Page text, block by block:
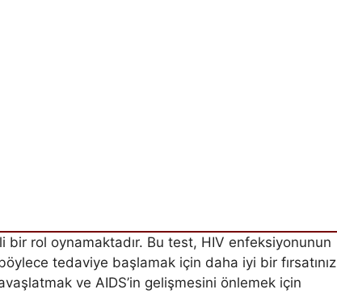
rol oynamaktadır. Bu test, HIV enfeksiyonunun
tedaviye başlamak için daha iyi bir fırsatınız
ve AIDS’in gelişmesini önlemek için